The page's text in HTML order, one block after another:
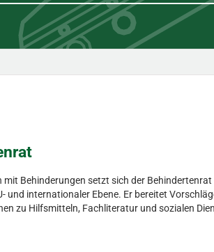
Behinderungen setzt sich der
und internationaler Ebene. Er bereitet
zu Hilfsmitteln, Fachliteratur und sozialen